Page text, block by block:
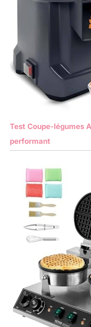
Test Coupe-légumes
performant